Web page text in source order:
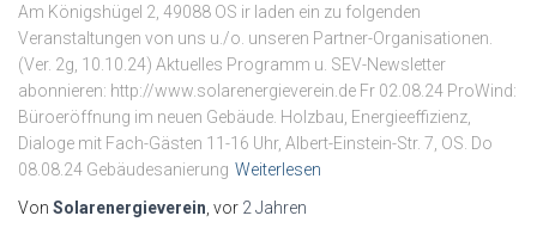
Am Königshügel 2, 49088 OS ir laden ein zu folgenden
Veranstaltungen von uns u./o. unseren Partner-Organisationen.
(Ver. 2g, 10.10.24) Aktuelles Programm u. SEV-Newsletter
abonnieren: http://www.solarenergieverein.de Fr 02.08.24 ProWind:
Büroeröffnung im neuen Gebäude. Holzbau, Energieeffizienz,
Dialoge mit Fach-Gästen 11-16 Uhr, Albert-Einstein-Str. 7, OS. Do
08.08.24 Gebäudesanierung Weiterlesen
Von Solarenergieverein , vor 2 Jahren